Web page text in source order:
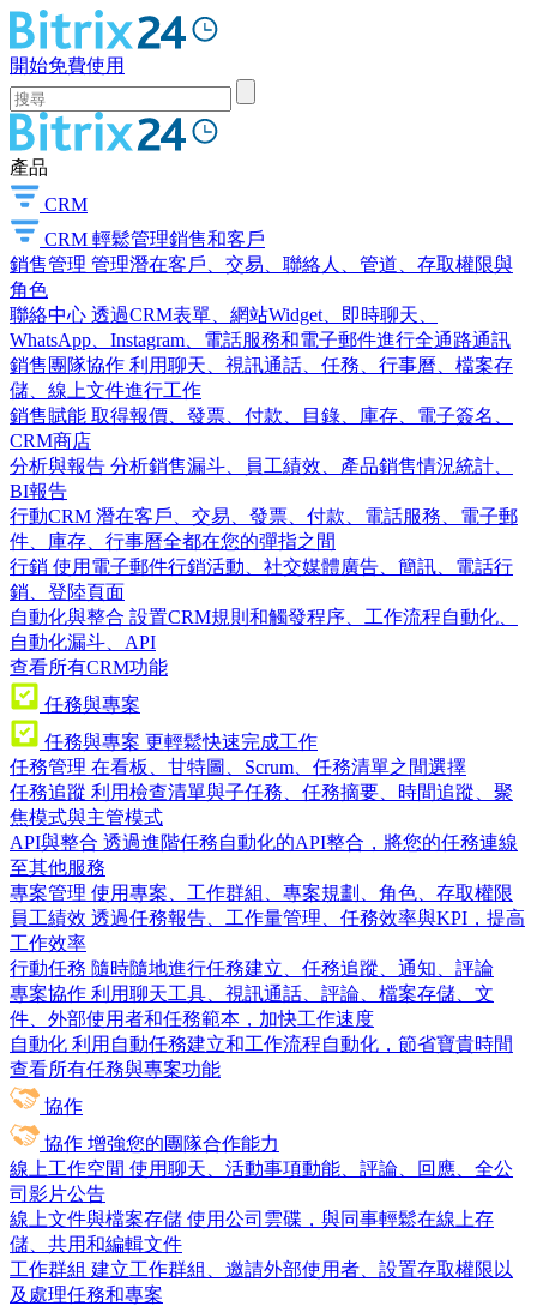
開始免費使用
產品
CRM
CRM 輕鬆管理銷售和客戶
銷售管理 管理潛在客戶、交易、聯絡人、管道、存取權限與
角色
聯絡中心 透過CRM表單、網站Widget、即時聊天、
WhatsApp、Instagram、電話服務和電子郵件進行全通路通訊
銷售團隊協作 利用聊天、視訊通話、任務、行事曆、檔案存
儲、線上文件進行工作
銷售賦能 取得報價、發票、付款、目錄、庫存、電子簽名、
CRM商店
分析與報告 分析銷售漏斗、員工績效、產品銷售情況統計、
BI報告
行動CRM 潛在客戶、交易、發票、付款、電話服務、電子郵
件、庫存、行事曆全都在您的彈指之間
行銷 使用電子郵件行銷活動、社交媒體廣告、簡訊、電話行
銷、登陸頁面
自動化與整合 設置CRM規則和觸發程序、工作流程自動化、
自動化漏斗、API
查看所有CRM功能
任務與專案
任務與專案 更輕鬆快速完成工作
任務管理 在看板、甘特圖、Scrum、任務清單之間選擇
任務追蹤 利用檢查清單與子任務、任務摘要、時間追蹤、聚
焦模式與主管模式
API與整合 透過進階任務自動化的API整合，將您的任務連線
至其他服務
專案管理 使用專案、工作群組、專案規劃、角色、存取權限
員工績效 透過任務報告、工作量管理、任務效率與KPI，提高
工作效率
行動任務 隨時隨地進行任務建立、任務追蹤、通知、評論
專案協作 利用聊天工具、視訊通話、評論、檔案存儲、文
件、外部使用者和任務範本，加快工作速度
自動化 利用自動任務建立和工作流程自動化，節省寶貴時間
查看所有任務與專案功能
協作
協作 增強您的團隊合作能力
線上工作空間 使用聊天、活動事項動能、評論、回應、全公
司影片公告
線上文件與檔案存儲 使用公司雲碟，與同事輕鬆在線上存
儲、共用和編輯文件
工作群組 建立工作群組、邀請外部使用者、設置存取權限以
及處理任務和專案